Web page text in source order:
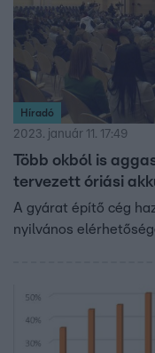
Híradó
2023. január 11. 17:49
Több okból is
tervezett óriási
A gyárat építő cég
nyilvános